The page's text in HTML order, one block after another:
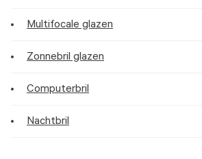
Multifocale glazen
Zonnebril glazen
Computerbril
Nachtbril